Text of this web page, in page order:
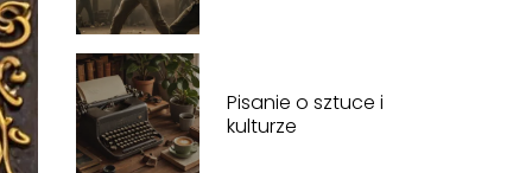
Pisanie o sztuce i
kulturze